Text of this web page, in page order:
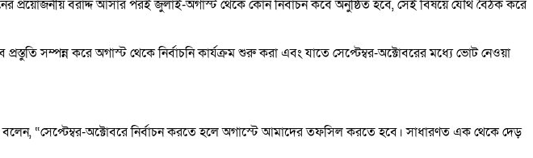
প্রয়োজনীয় বরাদ্দ আসার পরই জুলাই-অগাস্ট থেকে কোন নির্বাচন কবে অনুষ্ঠিত হবে, সেই বিষয়ে যৌথ বৈঠক করে
সম্পন্ন করে অগাস্ট থেকে নির্বাচনি কার্যক্রম শুরু করা এবং যাতে সেপ্টেম্বর-অক্টোবরের মধ্যে ভোট নেওয়া
“সেপ্টেম্বর-অক্টোবরে নির্বাচন করতে হলে অগাস্টে আমাদের তফসিল করতে হবে। সাধারণত এক থেকে দেড়